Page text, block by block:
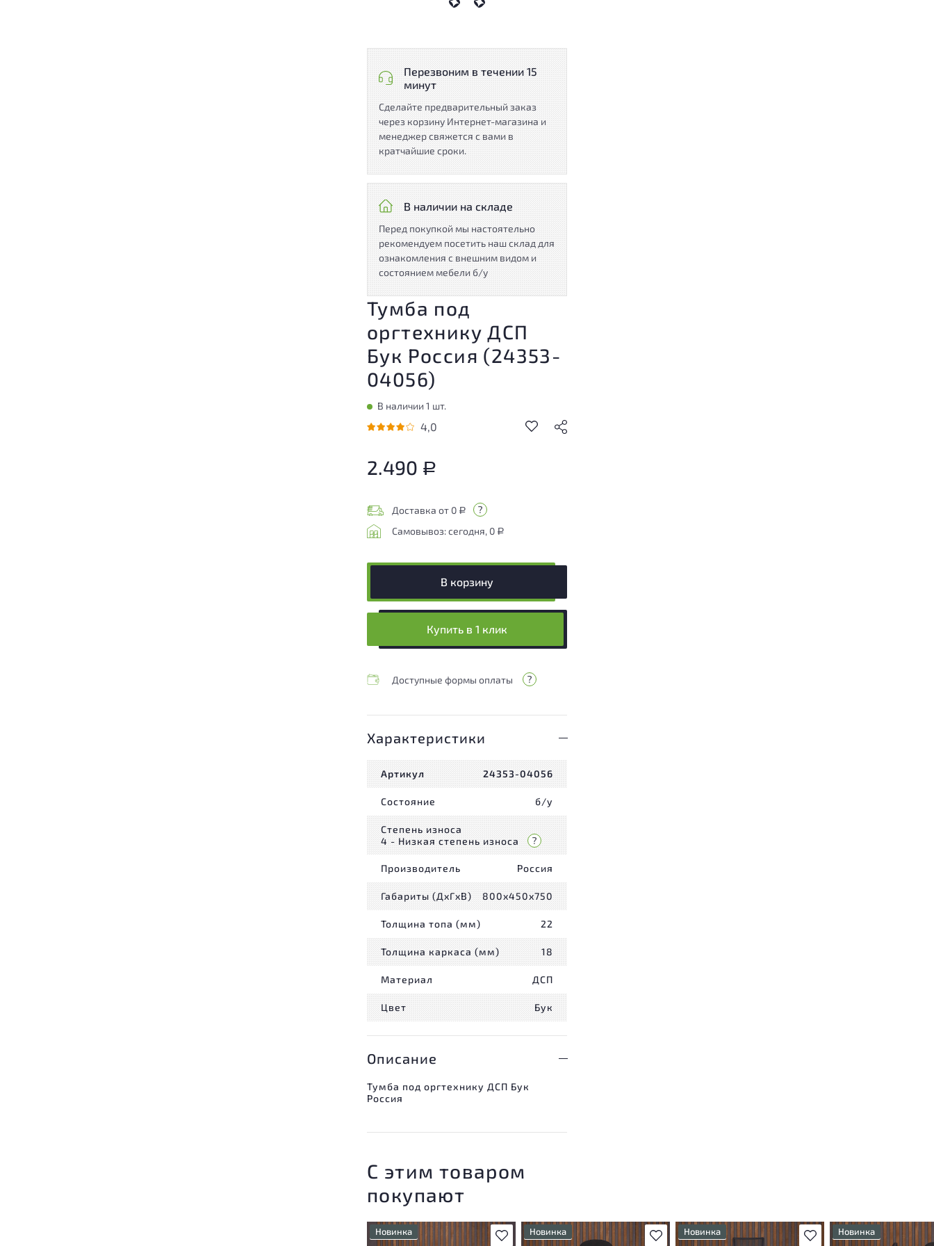
Перезвоним в течении 15
минут
Сделайте предварительный заказ
через корзину Интернет-магазина и
менеджер свяжется с вами в
кратчайшие сроки.
В наличии на складе
Перед покупкой мы настоятельно
рекомендуем посетить наш склад для
ознакомления с внешним видом и
состоянием мебели б/у
Тумба под
оргтехнику ДСП
Бук Россия (24353-
04056)
В наличии 1 шт.
4,0
2.490 Р
Доставка от 0 Р
Самовывоз: сегодня, 0 Р
В корзину
Купить в 1 клик
Доступные формы оплаты
Характеристики
Артикул 24353-04056
Состояние б/у
Степень износа
4 - Низкая степень износа
Производитель Россия
Габариты (ДxГxВ) 800x450x750
Толщина топа (мм) 22
Толщина каркаса (мм) 18
Материал ДСП
Цвет Бук
Описание
Тумба под оргтехнику ДСП Бук
Россия
С этим товаром
покупают
В избранное
Новинка В избранное
Новинка В избранное
Новинка Новинка